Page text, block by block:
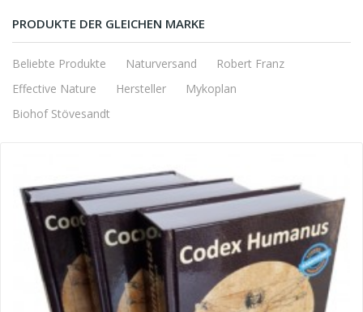
PRODUKTE DER GLEICHEN MARKE
Beliebte Produkte Naturversand
Robert Franz
Effective Nature
Hersteller
Mykoplan
Biohof Stövesandt